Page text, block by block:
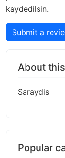
kaydedilsin.
Submit a
About
Saraydis
Popular